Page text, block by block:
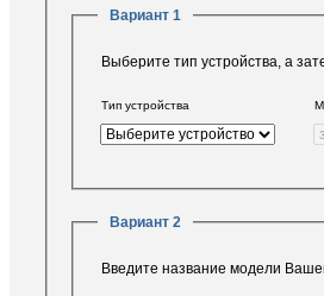
Вариант 1
Выберите тип устройства, а
Тип устройства
Вариант 2
Введите название модели